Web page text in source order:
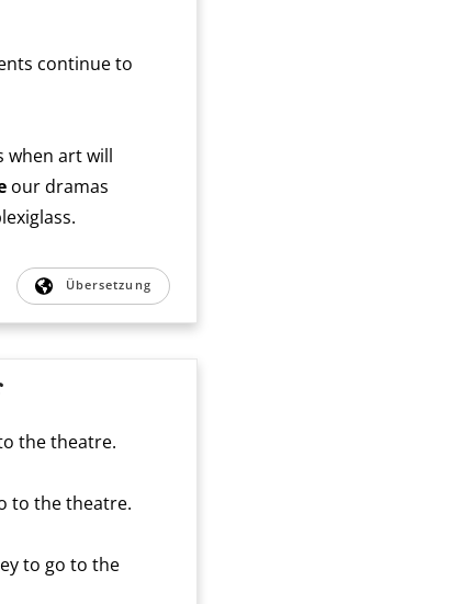
continue to
when art will
our dramas
Übersetzung
the theatre.
to the theatre.
to go to the